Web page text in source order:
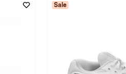
Sale